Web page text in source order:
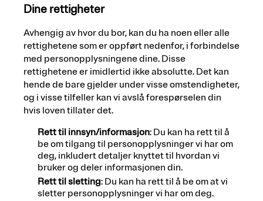
Dine rettigheter
Avhengig av hvor du bor, kan du ha noen eller alle
rettighetene som er oppført nedenfor, i forbindelse
med personopplysningene dine. Disse
rettighetene er imidlertid ikke absolutte. Det kan
hende de bare gjelder under visse omstendigheter,
og i visse tilfeller kan vi avslå forespørselen din
hvis loven tillater det.
Rett til innsyn/informasjon: Du kan ha rett til å
be om tilgang til personopplysninger vi har om
deg, inkludert detaljer knyttet til hvordan vi
bruker og deler informasjonen din.
Rett til sletting: Du kan ha rett til å be om at vi
sletter personopplysninger vi har om deg.